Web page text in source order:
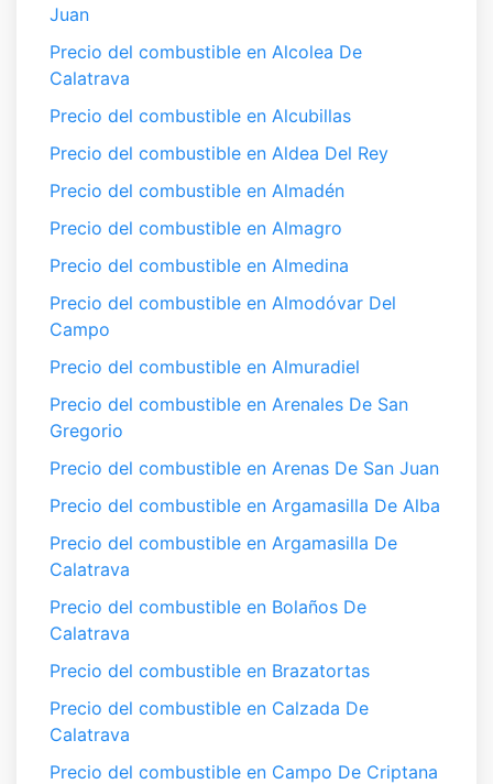
Juan
Precio del combustible en Alcolea De
Calatrava
Precio del combustible en Alcubillas
Precio del combustible en Aldea Del Rey
Precio del combustible en Almadén
Precio del combustible en Almagro
Precio del combustible en Almedina
Precio del combustible en Almodóvar Del
Campo
Precio del combustible en Almuradiel
Precio del combustible en Arenales De San
Gregorio
Precio del combustible en Arenas De San Juan
Precio del combustible en Argamasilla De Alba
Precio del combustible en Argamasilla De
Calatrava
Precio del combustible en Bolaños De
Calatrava
Precio del combustible en Brazatortas
Precio del combustible en Calzada De
Calatrava
Precio del combustible en Campo De Criptana